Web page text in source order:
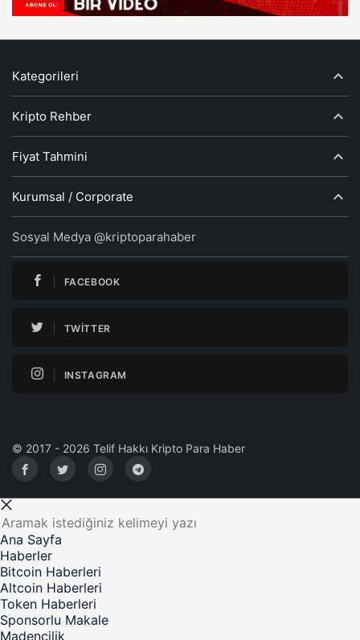
Kategorileri
Kripto Rehber
Fiyat Tahmini
Kurumsal / Corporate
Sosyal Medya @kriptoparahaber
FACEBOOK
TWITTER
INSTAGRAM
© 2017 - 2026 Telif Hakkı Kripto Para Haber
Ana Sayfa
Haberler
Bitcoin Haberleri
Altcoin Haberleri
Token Haberleri
Sponsorlu Makale
Madencilik